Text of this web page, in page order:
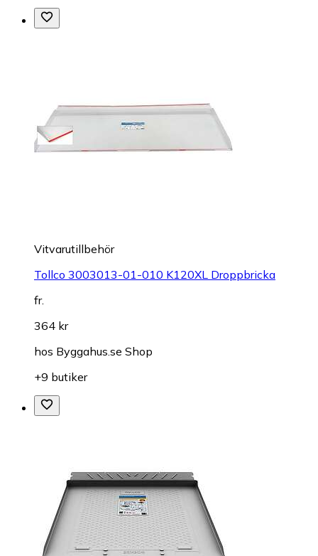
Vitvarutillbehör
Tollco 3003013-01-010 K120XL Droppbricka
fr.
364 kr
hos Byggahus.se Shop
+9 butiker